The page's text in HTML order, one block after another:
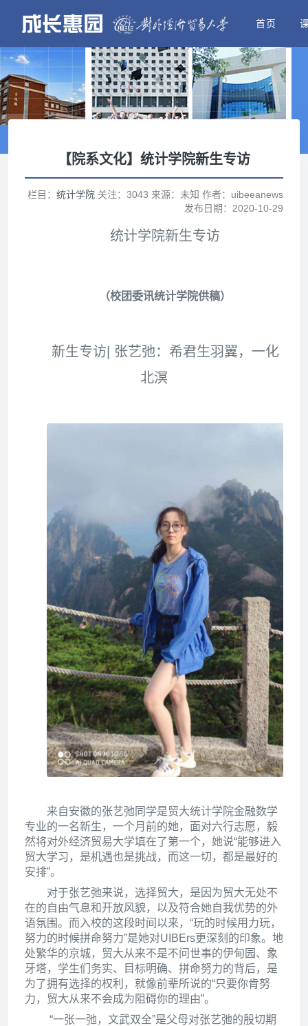
首页
【院系文化】统计学院新生专访
栏目： 统计学院 关注：3043 来源：未知 作者：uibeeanews
发布日期：2020-10-29
统计学院新生专访
（校团委讯统计学院供稿）
新生专访| 张艺弛：希君生羽翼，一化
北溟
来自安徽的张艺弛同学是贸大统计学院金融数学
专业的一名新生，一个月前的她，面对六行志愿，毅
然将对外经济贸易大学填在了第一个，她说“能够进入
贸大学习，是机遇也是挑战，而这一切，都是最好的
安排”。
对于张艺弛来说，选择贸大，是因为贸大无处不
在的自由气息和开放风貌，以及符合她自我优势的外
语氛围。而入校的这段时间以来，“玩的时候用力玩，
努力的时候拼命努力”是她对UIBErs更深刻的印象。地
处繁华的京城，贸大从来不是不问世事的伊甸园、象
牙塔，学生们务实、目标明确、拼命努力的背后，是
为了拥有选择的权利，就像前辈所说的“只要你肯努
力，贸大从来不会成为阻碍你的理由”。
“一张一弛，文武双全”是父母对张艺弛的殷切期